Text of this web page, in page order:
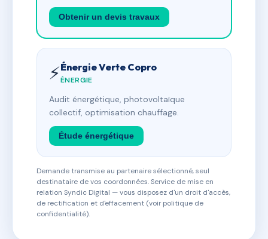
Obtenir un devis travaux
⚡Énergie Verte Copro
ÉNERGIE
Audit énergétique, photovoltaïque
collectif, optimisation chauffage.
Étude énergétique
Demande transmise au partenaire sélectionné, seul
destinataire de vos coordonnées. Service de mise en
relation Syndic Digital — vous disposez d'un droit d'accès,
de rectification et d'effacement (voir politique de
confidentialité).